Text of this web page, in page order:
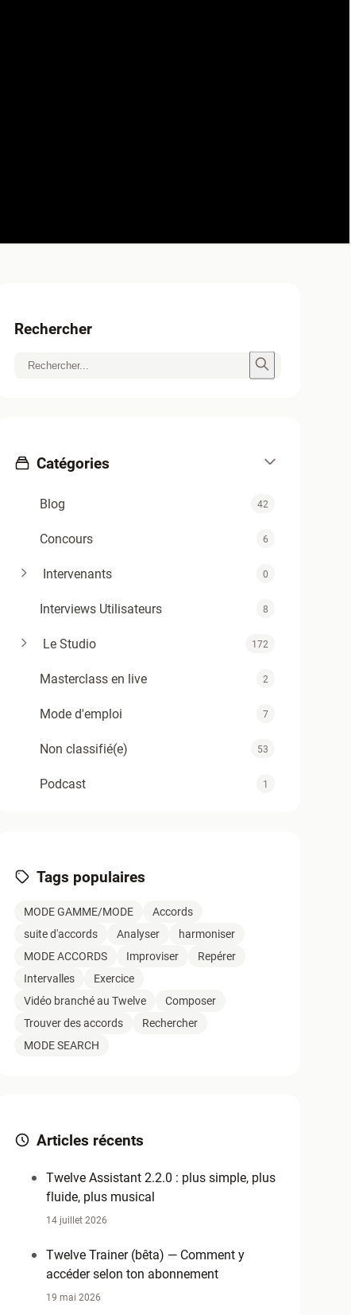
Rechercher
Catégories
Blog 42
Concours 6
Intervenants 0
Interviews Utilisateurs 8
Le Studio 172
Masterclass en live 2
Mode d'emploi 7
Non classifié(e) 53
Podcast 1
Zold - Articles TAV1
Tags populaires
MODE GAMME/MODE
Accords
suite d'accords
Analyser
harmoniser
MODE ACCORDS
Improviser
Repérer
Intervalles
Exercice
Vidéo branché au Twelve
Composer
Trouver des accords
Rechercher
MODE SEARCH
Articles récents
Twelve Assistant 2.2.0 : plus simple, plus
fluide, plus musical
14 juillet 2026
Twelve Trainer (bêta) — Comment y
accéder selon ton abonnement
19 mai 2026